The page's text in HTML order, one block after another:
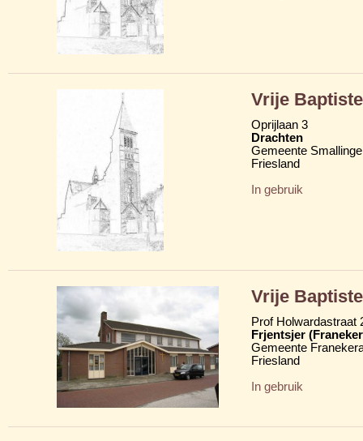
Vrije
Oprijlaan 3
Drachten
Gemeente
Friesland
In gebruik
Vrije
Prof Holwardastraat
Frjentsjer
Gemeente
Friesland
In gebruik